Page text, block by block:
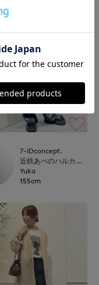
7-IDconcept.
近鉄あべのハルカス7-IDconcept.
Yuka
155cm